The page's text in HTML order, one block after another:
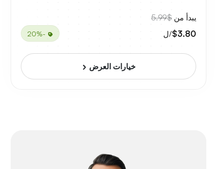
يبدأ من $5.99
$3.80/ل -20%
خيارات العرض